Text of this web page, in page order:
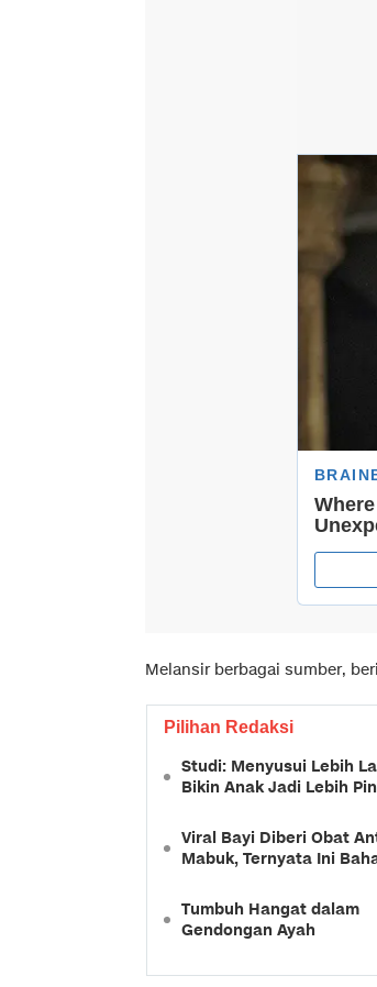
Melansir berbagai sumber,
Pilihan Redaksi
Studi: Menyusui Lebih
Bikin Anak Jadi Lebih
Viral Bayi Diberi Obat
Mabuk, Ternyata Ini
Tumbuh Hangat dalam
Gendongan Ayah